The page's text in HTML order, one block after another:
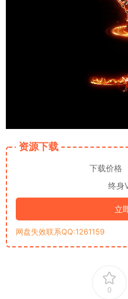
资源下载
下载价格
终身
立
网盘失效联系QQ:1261159
0